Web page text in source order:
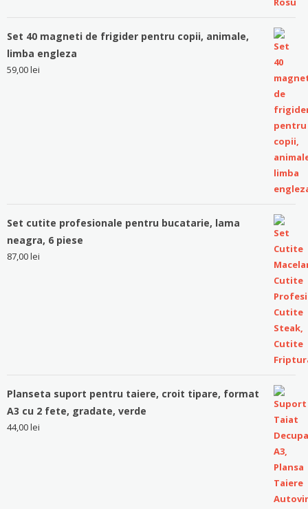
Set 40 magneti de frigider pentru copii, animale,
limba engleza
59,00lei
Set cutite profesionale pentru bucatarie, lama
neagra, 6 piese
87,00lei
Planseta suport pentru taiere, croit tipare, format
A3 cu 2 fete, gradate, verde
44,00lei